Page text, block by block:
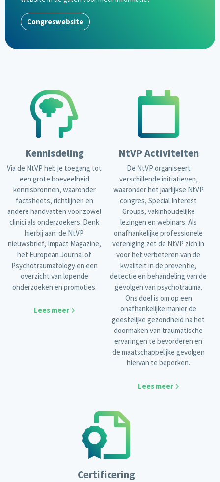
Congreswebsite
Kennisdeling
Via de NtVP heb je toegang tot
een grote hoeveelheid
kennisbronnen, waaronder
factsheets, richtlijnen en
andere handvatten voor zowel
clinici als onderzoekers. Denk
hierbij aan: de NtVP
nieuwsbrief, Impact Magazine,
het European Journal of
Psychotraumatology en een
overzicht van lopende
onderzoeken en promoties.
Lees meer
NtVP Activiteiten
De NtVP organiseert
verschillende initiatieven,
waaronder het jaarlijkse NtVP
congres, Special Interest
Groups, vakinhoudelijke
lezingen en webinars. Als
onafhankelijke professionele
vereniging zet de NtVP zich in
voor het verbeteren van de
kwaliteit in de preventie,
detectie en behandeling van de
gevolgen van psychotrauma.
Ons doel is om op een
onafhankelijke manier de
geestelijke gezondheid na het
doormaken van traumatische
ervaringen te bevorderen en
de maatschappelijke gevolgen
hiervan te beperken.
Lees meer
Certificering